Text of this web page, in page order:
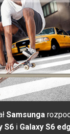
Samsunga
S6 i Galaxy S6